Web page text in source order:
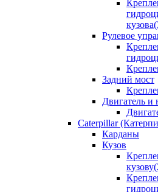
Рулевое
Задний мост
Двигатель и
Caterpillar
Карданы
Кузов